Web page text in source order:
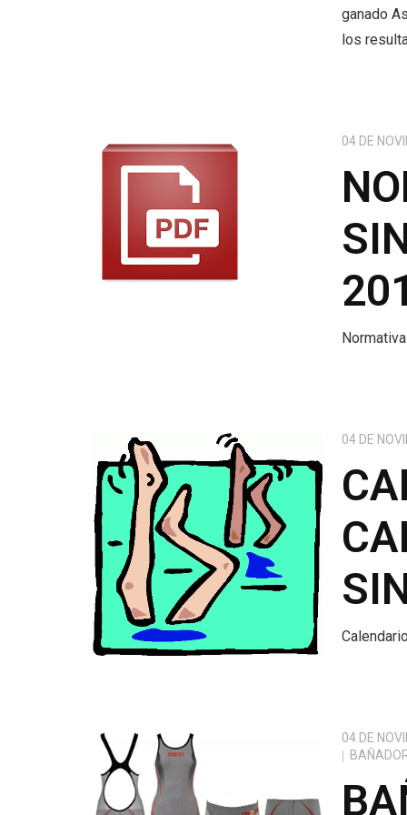
ganado
los
04 DE
04 DE
04 DE